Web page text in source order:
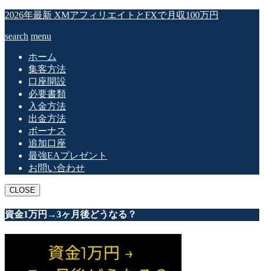
2026年最新 XMアフィリエイトとFXで月収100万円
search menu
ホーム
集客方法
口座開設
必要書類
入金方法
出金方法
ボーナス
追加口座
最強EAプレゼント
お問い合わせ
CLOSE
資金1万円→3ヶ月後どうなる？